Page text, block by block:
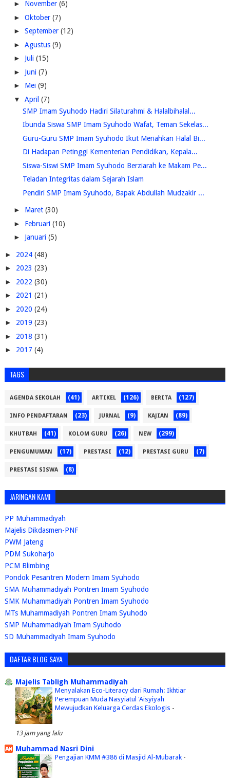
► November (6)
► Oktober (7)
► September (12)
► Agustus (9)
► Juli (15)
► Juni (7)
► Mei (9)
▼ April (7)
SMP Imam Syuhodo Hadiri Silaturahmi & Halalbihalal...
Ibunda Siswa SMP Imam Syuhodo Wafat, Teman Sekelas...
Guru-Guru SMP Imam Syuhodo Ikut Meriahkan Halal Bi...
Di Hadapan Petinggi Kementerian Pendidikan, Kepala...
Siswa-Siswi SMP Imam Syuhodo Berziarah ke Makam Pe...
Teladan Integritas dalam Sejarah Islam
Pendiri SMP Imam Syuhodo, Bapak Abdullah Mudzakir ...
► Maret (30)
► Februari (10)
► Januari (5)
► 2024 (48)
► 2023 (23)
► 2022 (30)
► 2021 (21)
► 2020 (24)
► 2019 (23)
► 2018 (31)
► 2017 (4)
TAGS
AGENDA SEKOLAH (41) ARTIKEL (126) BERITA (127)
INFO PENDAFTARAN (23) JURNAL (9) KAJIAN (89)
KHUTBAH (41) KOLOM GURU (26) NEW (299)
PENGUMUMAN (17) PRESTASI (12) PRESTASI GURU (7)
PRESTASI SISWA (8)
JARINGAN KAMI
PP Muhammadiyah
Majelis Dikdasmen-PNF
PWM Jateng
PDM Sukoharjo
PCM Blimbing
Pondok Pesantren Modern Imam Syuhodo
SMA Muhammadiyah Pontren Imam Syuhodo
SMK Muhammadiyah Pontren Imam Syuhodo
MTs Muhammadiyah Pontren Imam Syuhodo
SMP Muhammadiyah Imam Syuhodo
SD Muhammadiyah Imam Syuhodo
DAFTAR BLOG SAYA
Majelis Tabligh Muhammadiyah
Menyalakan Eco-Literacy dari Rumah: Ikhtiar
Perempuan Muda Nasyiatul 'Aisyiyah
Mewujudkan Keluarga Cerdas Ekologis -
13 jam yang lalu
Muhammad Nasri Dini
Pengajian KMM #386 di Masjid Al-Mubarak -